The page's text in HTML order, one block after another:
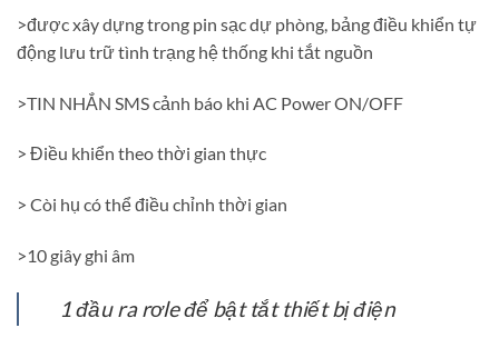
>được xây dựng trong pin sạc dự phòng, bảng điều khiển tự
động lưu trữ tình trạng hệ thống khi tắt nguồn
>TIN NHẮN SMS cảnh báo khi AC Power ON/OFF
> Điều khiển theo thời gian thực
> Còi hụ có thể điều chỉnh thời gian
>10 giây ghi âm
1 đầu ra rơle để bật tắt thiết bị điện